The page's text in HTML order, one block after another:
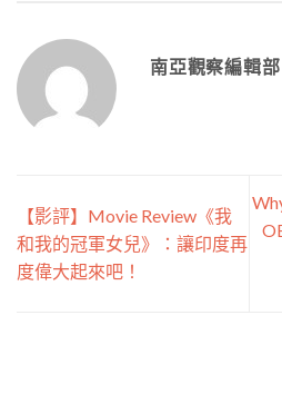
南亞觀察編輯部
【影評】Movie Review《我
和我的冠軍女兒》：讓印度再
度偉大起來吧！